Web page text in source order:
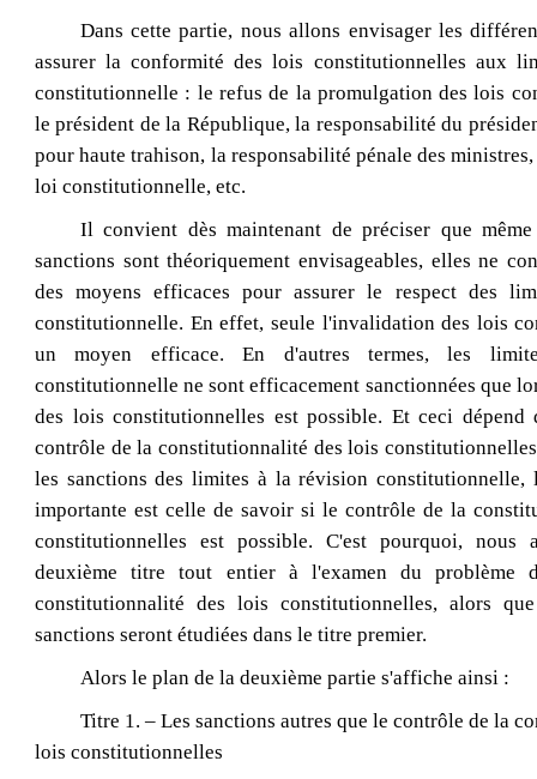
Dans cette partie, nous allons envisager les
assurer la conformité des lois constitutionnelles aux
constitutionnelle : le refus de la promulgation des lois
le président de la République, la responsabilité du
pour haute trahison, la responsabilité pénale des
loi constitutionnelle, etc.
Il convient dès maintenant de préciser que
sanctions sont théoriquement envisageables, elles ne
des moyens efficaces pour assurer le respect des
constitutionnelle. En effet, seule l'invalidation des lois
un moyen efficace. En d'autres termes, les
constitutionnelle ne sont efficacement sanctionnées que
des lois constitutionnelles est possible. Et ceci dépend
contrôle de la constitutionnalité des lois
les sanctions des limites à la révision constitutionnelle,
importante est celle de savoir si le contrôle de la
constitutionnelles est possible. C'est pourquoi, nous
deuxième titre tout entier à l'examen du problème
constitutionnalité des lois constitutionnelles, alors
sanctions seront étudiées dans le titre premier.
Alors le plan de la deuxième partie s'affiche ainsi :
Titre 1. – Les sanctions autres que le contrôle de la
lois constitutionnelles